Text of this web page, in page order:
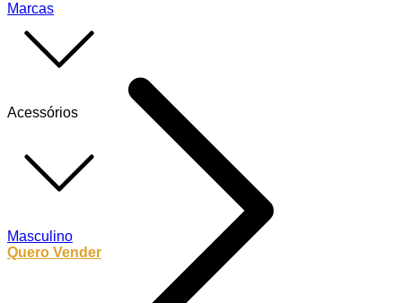
Acessórios
Masculino
Quero Vender
Marcas